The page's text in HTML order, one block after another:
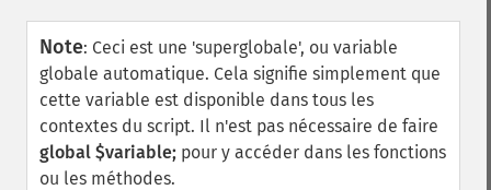
Note: Ceci est une 'superglobale', ou variable
globale automatique. Cela signifie simplement que
cette variable est disponible dans tous les
contextes du script. Il n'est pas nécessaire de faire
global $variable; pour y accéder dans les fonctions
ou les méthodes.